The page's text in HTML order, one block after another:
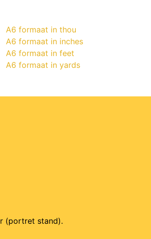
A6 formaat in thou
A6 formaat in inches
A6 formaat in feet
A6 formaat in yards
(portret stand).